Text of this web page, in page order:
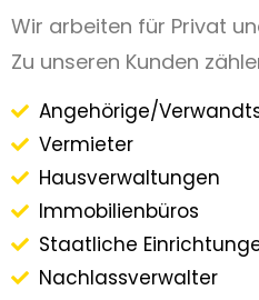
Wir arbeiten für Privat
Zu unseren Kunden
Angehörige/
Vermieter
Hausverwaltungen
Immobilienbüros
Staatliche
Nachlassverwalter